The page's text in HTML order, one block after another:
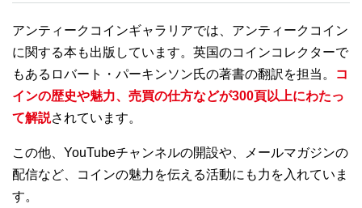
アンティークコインギャラリアでは、アンティークコイン
に関する本も出版しています。英国のコインコレクターで
もあるロバート・パーキンソン氏の著書の翻訳を担当。
コ
インの歴史や魅力、売買の仕方などが300頁以上にわたっ
て解説されています。
この他、YouTubeチャンネルの開設や、メールマガジンの
配信など、コインの魅力を伝える活動にも力を入れていま
す。